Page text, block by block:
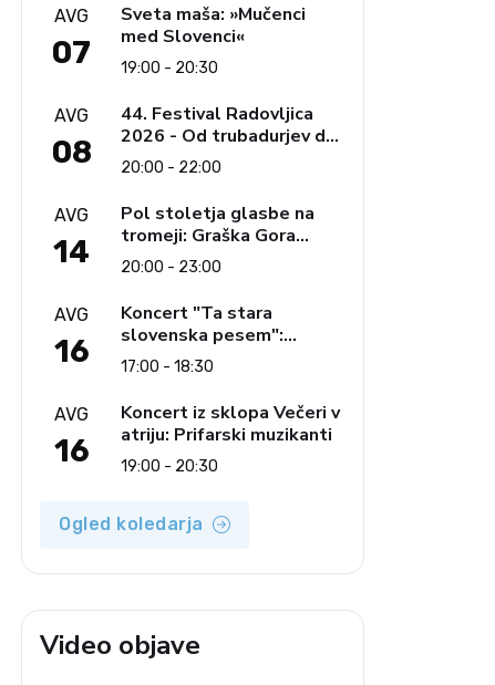
AVG
07
Sveta maša: »Mučenci
med Slovenci«
19:00 - 20:30
AVG
08
44. Festival Radovljica
2026 - Od trubadurjev do
Brahmsa
20:00 - 22:00
AVG
14
Pol stoletja glasbe na
tromeji: Graška Gora
obeležuje 50. jubilejni
festival narodno-zabavne
glasbe
20:00 - 23:00
AVG
16
Koncert "Ta stara
slovenska pesem":
Ljudski pevci Jezerci
17:00 - 18:30
AVG
16
Koncert iz sklopa Večeri v
atriju: Prifarski muzikanti
19:00 - 20:30
Ogled koledarja
Video objave